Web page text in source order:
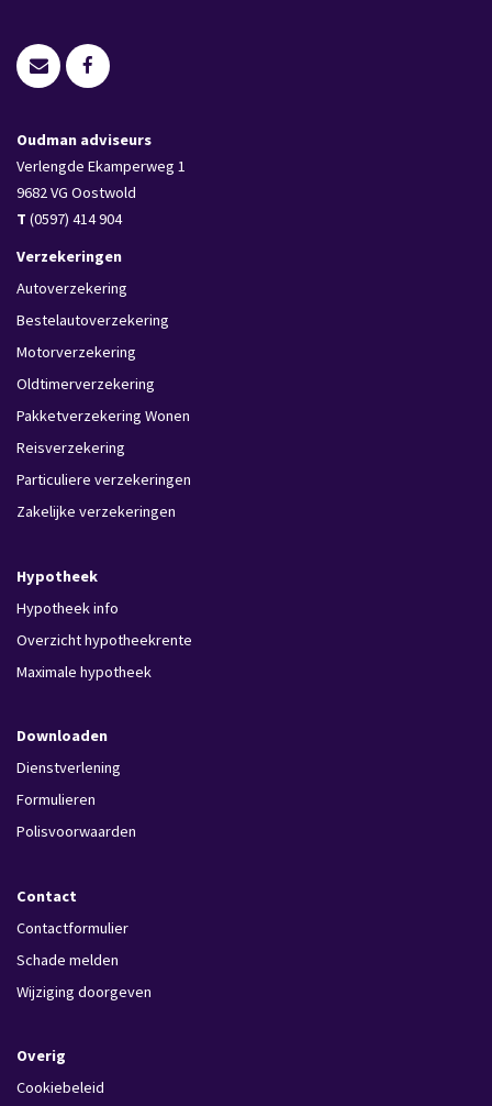
Oudman adviseurs
Verlengde Ekamperweg 1
9682 VG Oostwold
T (0597) 414 904
Verzekeringen
Autoverzekering
Bestelautoverzekering
Motorverzekering
Oldtimerverzekering
Pakketverzekering Wonen
Reisverzekering
Particuliere verzekeringen
Zakelijke verzekeringen
Hypotheek
Hypotheek info
Overzicht hypotheekrente
Maximale hypotheek
Downloaden
Dienstverlening
Formulieren
Polisvoorwaarden
Contact
Contactformulier
Schade melden
Wijziging doorgeven
Overig
Cookiebeleid